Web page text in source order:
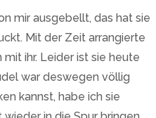
mir ausgebellt, das hat sie
Mit der Zeit arrangierte
ihr. Leider ist sie heute
war deswegen völlig
kannst, habe ich sie